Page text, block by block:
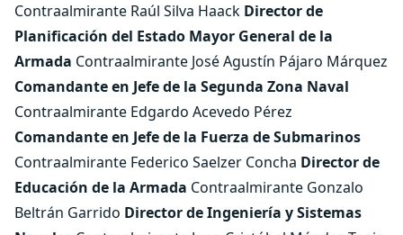
Contraalmirante Raúl Silva Haack Director de
Planificación del Estado Mayor General de la
Armada Contraalmirante José Agustín Pájaro Márquez
Comandante en Jefe de la Segunda Zona Naval
Contraalmirante Edgardo Acevedo Pérez
Comandante en Jefe de la Fuerza de Submarinos
Contraalmirante Federico Saelzer Concha Director de
Educación de la Armada Contraalmirante Gonzalo
Beltrán Garrido Director de Ingeniería y Sistemas